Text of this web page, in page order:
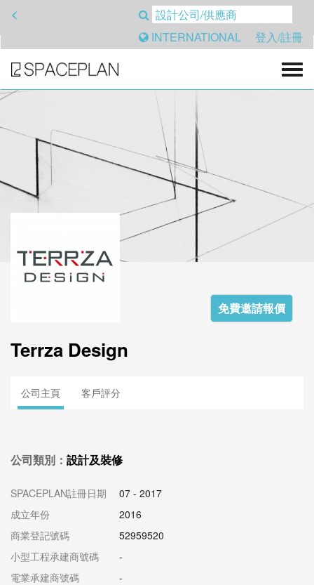
<
INTERNATIONAL
登入/註冊
免費邀請報價
Terrza Design
公司主頁 客戶評分
公司類別： 設計及裝修
SPACEPLAN註冊日期
07 - 2017
成立年份
2016
商業登記號碼
52959520
小型工程承建商號碼
-
電業承建商號碼
-